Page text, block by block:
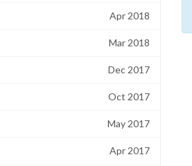
Apr 2018
Mar 2018
Dec 2017
Oct 2017
May 2017
Apr 2017